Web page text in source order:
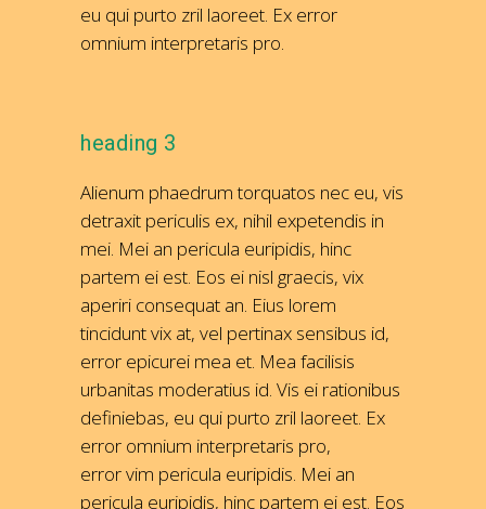
eu qui purto zril laoreet. Ex error
omnium interpretaris pro.
heading 3
Alienum phaedrum torquatos nec eu, vis
detraxit periculis ex, nihil expetendis in
mei. Mei an pericula euripidis, hinc
partem ei est. Eos ei nisl graecis, vix
aperiri consequat an. Eius lorem
tincidunt vix at, vel pertinax sensibus id,
error epicurei mea et. Mea facilisis
urbanitas moderatius id. Vis ei rationibus
definiebas, eu qui purto zril laoreet. Ex
error omnium interpretaris pro,
error vim pericula euripidis. Mei an
pericula euripidis, hinc partem ei est. Eos